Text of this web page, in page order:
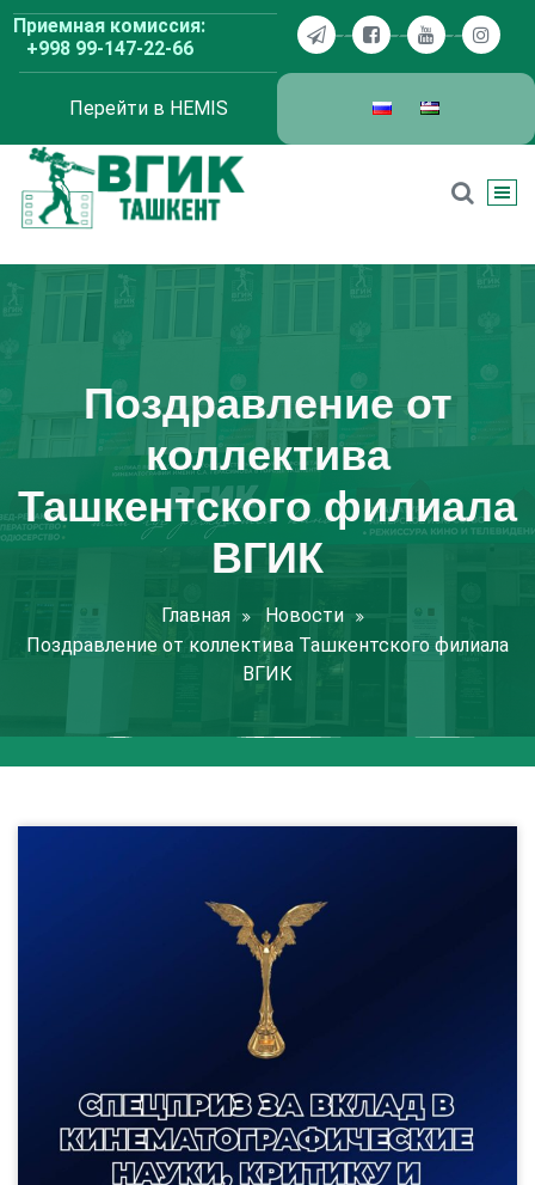
Перейти
содержимому
Приемная комиссия:
+998 99-147-22-66
Перейти в HEMIS
Поздравление от
коллектива
Ташкентского филиала
ВГИК
Главная
Новости
Поздравление от коллектива Ташкентского филиала
ВГИК